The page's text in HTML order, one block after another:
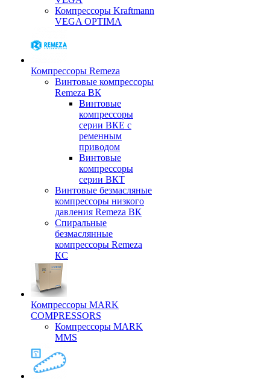
Компрессоры Kraftmann
VEGA OPTIMA
Компрессоры Remeza
Винтовые компрессоры
Remeza ВК
Винтовые
компрессоры
серии ВКЕ с
ременным
приводом
Винтовые
компрессоры
серии ВКТ
Винтовые безмасляные
компрессоры низкого
давления Remeza ВК
Спиральные
безмаслянные
компрессоры Remeza
КС
Компрессоры MARK
COMPRESSORS
Компрессоры MARK
MMS